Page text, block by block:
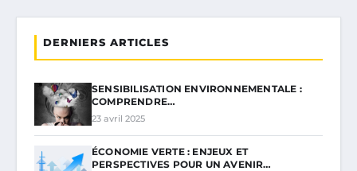
DERNIERS ARTICLES
SENSIBILISATION ENVIRONNEMENTALE :
COMPRENDRE…
23 avril 2025
ÉCONOMIE VERTE : ENJEUX ET
PERSPECTIVES POUR UN AVENIR…